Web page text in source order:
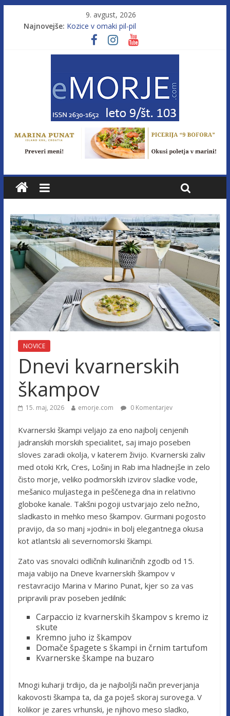
9. avgust, 2026
Najnovejše: Kozice v omaki pil-pil
Leto 9, št. 103; Licenca brez morja
Od morja do gorja 11
NOVICE
Dnevi kvarnerskih
škampov
15. maj, 2026 emorje.com 0 Komentarjev
Kvarnerski škampi veljajo za eno najbolj cenjenih
jadranskih morskih specialitet, saj imajo poseben
sloves zaradi okolja, v katerem živijo. Kvarnerski zaliv
med otoki Krk, Cres, Lošinj in Rab ima hladnejše in zelo
čisto morje, veliko podmorskih izvirov sladke vode,
mešanico muljastega in peščenega dna in relativno
globoke kanale. Takšni pogoji ustvarjajo zelo nežno,
sladkasto in mehko meso škampov. Gurmani pogosto
pravijo, da so manj »jodni« in bolj elegantnega okusa
kot atlantski ali severnomorski škampi.
Zato vas snovalci odličnih kulinaričnih zgodb od 15.
maja vabijo na Dneve kvarnerskih škampov v
restavracijo Marina v Marino Punat, kjer so za vas
pripravili prav poseben jedilnik:
Carpaccio iz kvarnerskih škampov s kremo iz
skute
Kremno juho iz škampov
Domače špagete s škampi in črnim tartufom
Kvarnerske škampe na buzaro
Mnogi kuharji trdijo, da je najboljši način preverjanja
kakovosti škampa ta, da ga poješ skoraj surovega. V
kolikor je zares vrhunski, je njihovo meso sladko,